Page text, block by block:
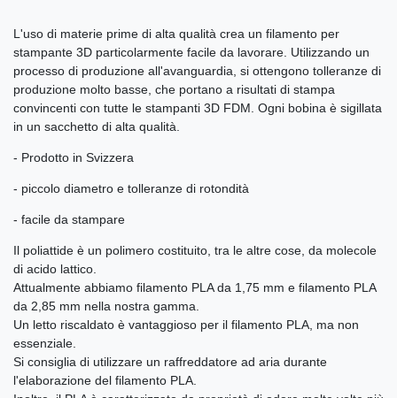
L'uso di materie prime di alta qualità crea un filamento per
stampante 3D particolarmente facile da lavorare. Utilizzando un
processo di produzione all'avanguardia, si ottengono tolleranze di
produzione molto basse, che portano a risultati di stampa
convincenti con tutte le stampanti 3D FDM. Ogni bobina è sigillata
in un sacchetto di alta qualità.
- Prodotto in Svizzera
- piccolo diametro e tolleranze di rotondità
- facile da stampare
Il poliattide è un polimero costituito, tra le altre cose, da molecole
di acido lattico.
Attualmente abbiamo filamento PLA da 1,75 mm e filamento PLA
da 2,85 mm nella nostra gamma.
Un letto riscaldato è vantaggioso per il filamento PLA, ma non
essenziale.
Si consiglia di utilizzare un raffreddatore ad aria durante
l'elaborazione del filamento PLA.